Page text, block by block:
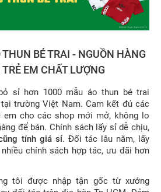
BÉ TRAI - NGUỒN HÀNG
EM CHẤT LƯỢNG
sỉ hơn 1000 mẫu áo thun bé trai
trường Việt Nam. Cam kết đủ các
em cho các shop mới mở, không lo
để bán. Chính sách lấy sỉ dễ chịu,
tính giá sỉ. Đối tác lâu năm, lấy
chính sách hợp tác, ưu đãi hơn
tôi được nhập tận gốc từ xưởng